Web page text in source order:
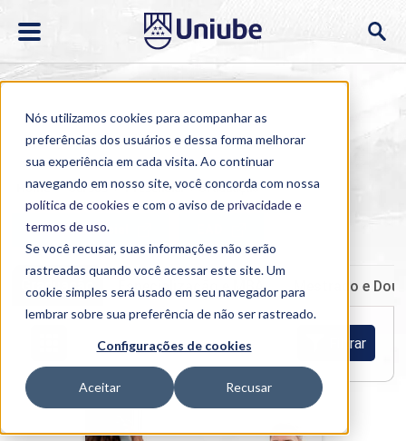
Nós utilizamos cookies para acompanhar as
preferências dos usuários e dessa forma melhorar
sua experiência em cada visita. Ao continuar
navegando em nosso site, você concorda com nossa
política de cookies e com o aviso deprivacidade e
termos de uso.
Se você recusar, suas informações não serão
rastreadas quando você acessar este site. Um
cookie simples será usado em seu navegador para
lembrar sobre sua preferência de não ser rastreado.
Configurações de cookies
Aceitar Recusar
Home > Cursos > Presencial >Graduação
Semipresencial
Graduação Especialização e MBA Mestrado e
Filtrar
Buscar
Fonoaudiologia